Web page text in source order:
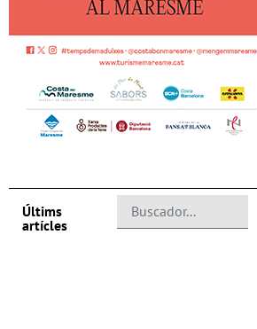
Últims
artícles